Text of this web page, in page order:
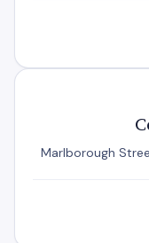
Marlborough